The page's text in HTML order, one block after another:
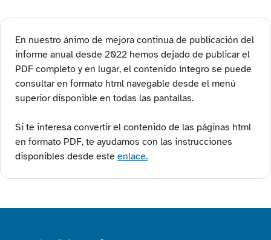
En nuestro ánimo de mejora continua de publicación del
informe anual desde 2022 hemos dejado de publicar el
PDF completo y en lugar, el contenido íntegro se puede
consultar en formato html navegable desde el menú
superior disponible en todas las pantallas.
Si te interesa convertir el contenido de las páginas html
en formato PDF, te ayudamos con las instrucciones
disponibles desde este enlace.